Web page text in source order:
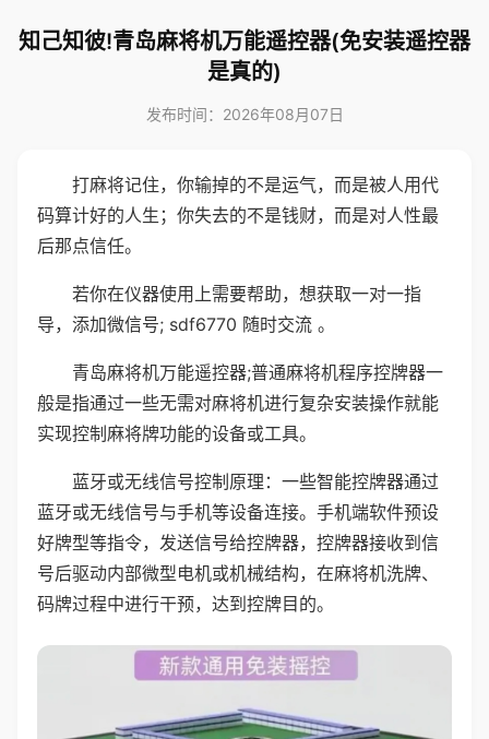
知己知彼!青岛麻将机万能遥控器(免安装遥控器
是真的)
发布时间：2026年08月07日
打麻将记住，你输掉的不是运气，而是被人用代
码算计好的人生；你失去的不是钱财，而是对人性最
后那点信任。
若你在仪器使用上需要帮助，想获取一对一指
导，添加微信号; sdf6770 随时交流 。
青岛麻将机万能遥控器;普通麻将机程序控牌器一
般是指通过一些无需对麻将机进行复杂安装操作就能
实现控制麻将牌功能的设备或工具。
蓝牙或无线信号控制原理：一些智能控牌器通过
蓝牙或无线信号与手机等设备连接。手机端软件预设
好牌型等指令，发送信号给控牌器，控牌器接收到信
号后驱动内部微型电机或机械结构，在麻将机洗牌、
码牌过程中进行干预，达到控牌目的。